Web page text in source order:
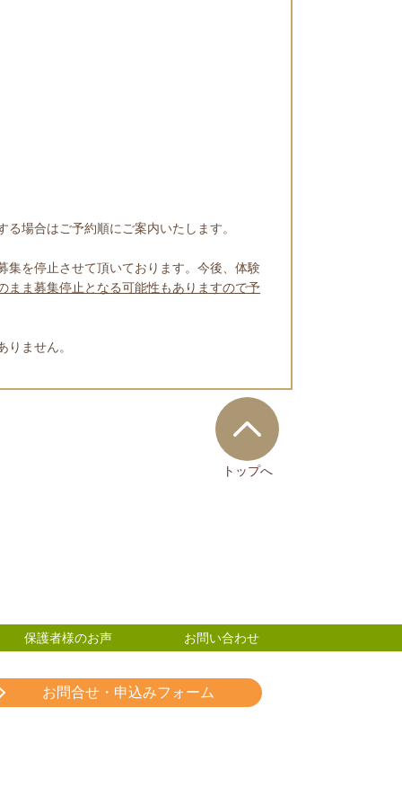
場合はご予約順にご案内いたします。
集を停止させて頂いております。今後、体験
まま募集停止となる可能性もありますので予
ません。
トップへ
保護者様のお声 お問い合わせ
お問合せ・申込みフォーム